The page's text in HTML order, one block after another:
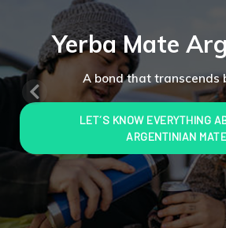
Yerba Mate
A bond that transcends
LET´S KNOW EVERYTHING
ARGENTINIAN MATE
Anterior